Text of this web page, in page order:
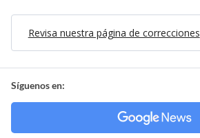
Revisa nuestra página de correcciones
Síguenos en: